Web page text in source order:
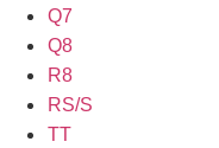
Q7
Q8
R8
RS/S
TT